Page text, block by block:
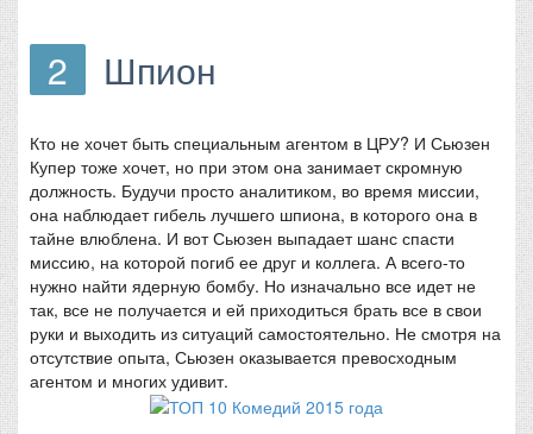
2 Шпион
Кто не хочет быть специальным агентом в ЦРУ? И Сьюзен
Купер тоже хочет, но при этом она занимает скромную
должность. Будучи просто аналитиком, во время миссии,
она наблюдает гибель лучшего шпиона, в которого она в
тайне влюблена. И вот Сьюзен выпадает шанс спасти
миссию, на которой погиб ее друг и коллега. А всего-то
нужно найти ядерную бомбу. Но изначально все идет не
так, все не получается и ей приходиться брать все в свои
руки и выходить из ситуаций самостоятельно. Не смотря на
отсутствие опыта, Сьюзен оказывается превосходным
агентом и многих удивит.